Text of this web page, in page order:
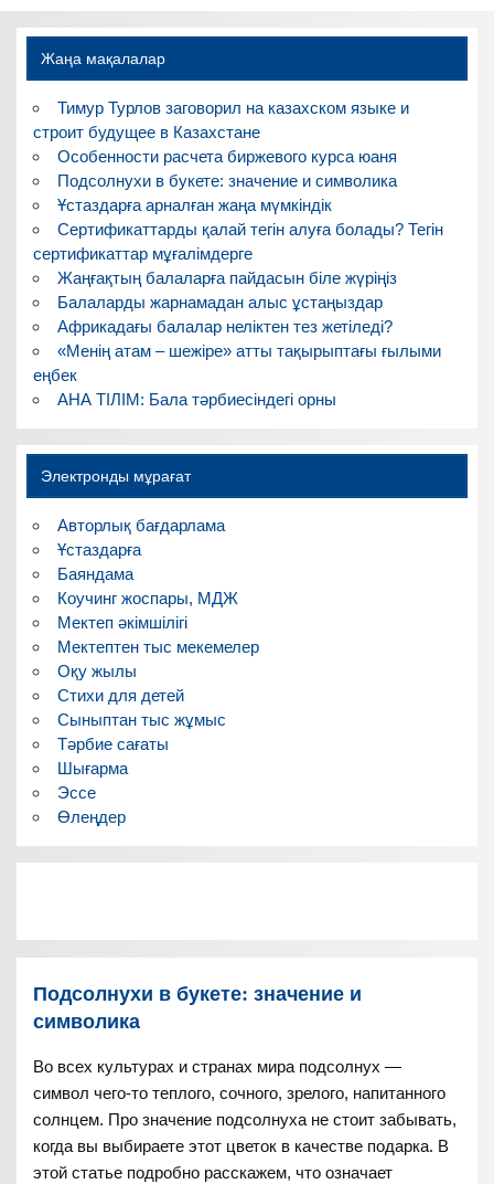
записям
Жаңа мақалалар
Тимур Турлов заговорил на казахском языке и
строит будущее в Казахстане
Особенности расчета биржевого курса юаня
Подсолнухи в букете: значение и символика
Ұстаздарға арналған жаңа мүмкіндік
Сертификаттарды қалай тегін алуға болады? Тегін
сертификаттар мұғалімдерге
Жаңғақтың балаларға пайдасын біле жүріңіз
Балаларды жарнамадан алыс ұстаңыздар
Африкадағы балалар неліктен тез жетіледі?
«Менің атам – шежіре» атты тақырыптағы ғылыми
еңбек
АНА ТІЛІМ: Бала тәрбиесіндегі орны
Электронды мұрағат
Авторлық бағдарлама
Ұстаздарға
Баяндама
Коучинг жоспары, МДЖ
Мектеп әкімшілігі
Мектептен тыс мекемелер
Оқу жылы
Стихи для детей
Сыныптан тыс жұмыс
Тәрбие сағаты
Шығарма
Эссе
Өлеңдер
Подсолнухи в букете: значение и
символика
Во всех культурах и странах мира подсолнух —
символ чего-то теплого, сочного, зрелого, напитанного
солнцем. Про значение подсолнуха не стоит забывать,
когда вы выбираете этот цветок в качестве подарка. В
этой статье подробно расскажем, что означает